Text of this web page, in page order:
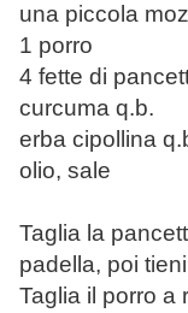
una piccola
1 porro
4 fette di
curcuma q.b.
erba cipollina
olio, sale
Taglia la
padella, poi
Taglia il porro a